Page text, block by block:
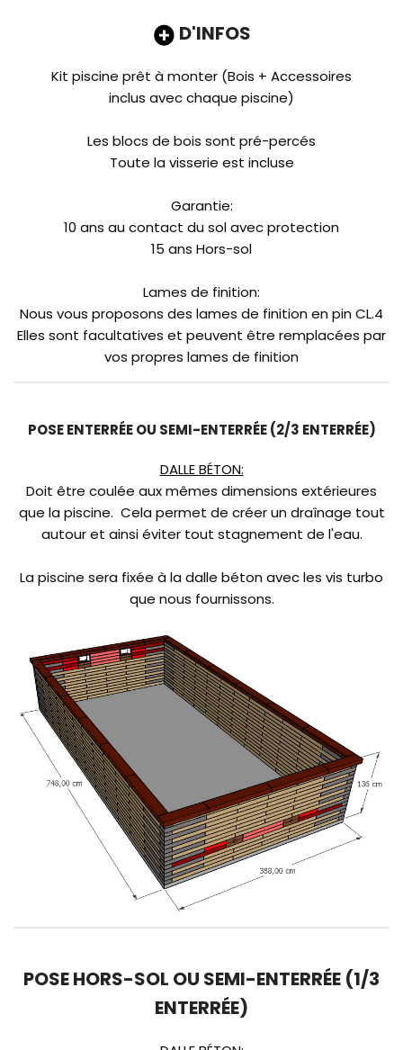
D'INFOS
Kit piscine prêt à monter (Bois + Accessoires
inclus avec chaque piscine)
Les blocs de bois sont pré-percés
Toute la visserie est incluse
Garantie:
10 ans au contact du sol avec protection
15 ans Hors-sol
Lames de finition:
Nous vous proposons des lames de finition en pin CL.4
Elles sont facultatives et peuvent être remplacées par
vos propres lames de finition
POSE ENTERRÉE OU SEMI-ENTERRÉE (2/3 ENTERRÉE)
DALLE BÉTON:
Doit être coulée aux mêmes dimensions extérieures
que la piscine. Cela permet de créer un draînage tout
autour et ainsi éviter tout stagnement de l'eau.
La piscine sera fixée à la dalle béton avec les vis turbo
que nous fournissons.
POSE HORS-SOL OU SEMI-ENTERRÉE (1/3
ENTERRÉE)